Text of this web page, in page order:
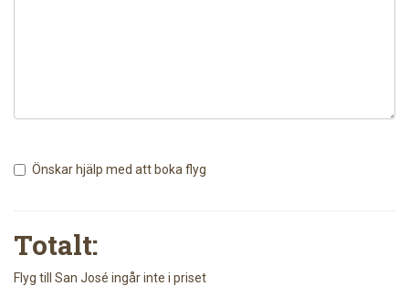
Önskar hjälp med att boka flyg
Totalt:
Flyg till San José ingår inte i priset